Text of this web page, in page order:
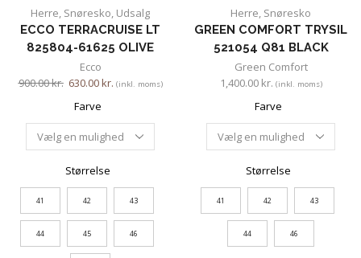
Herre, Snøresko, Udsalg
ECCO TERRACRUISE LT
825804-61625 OLIVE
Ecco
900.00kr. 630.00kr. (inkl. moms)
Farve
Størrelse
41 42 43
44 45 46
Herre, Snøresko
GREEN COMFORT TRYSIL
521054 Q81 BLACK
Green Comfort
1,400.00 kr. (inkl. moms)
Farve
Størrelse
41 42 43
44 46